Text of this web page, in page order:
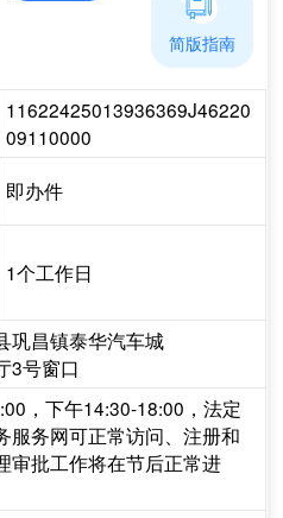
11622425013936369J46220
09110000
即办件
1个工作日
巩昌镇泰华汽车城
3号窗口
，下午14:30-18:00，法定
服务网可正常访问、注册和
审批工作将在节后正常进
简版指南